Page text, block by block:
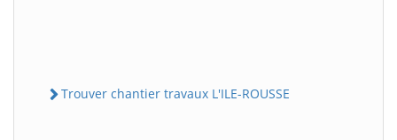
Trouver chantier travaux L'ILE-ROUSSE